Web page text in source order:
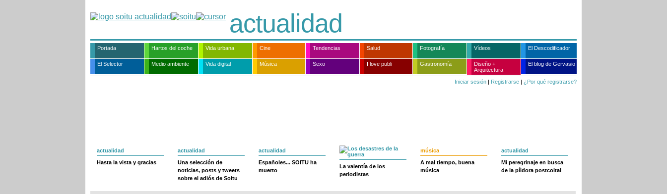
actualidad
Portada Hartos del coche Vida urbana Cine Tendencias Salud Fotografía Vídeos El Descodificador
El Selector Medio ambiente Vida digital Música Sexo I love publi Gastronomía
Diseño +
Arquitectura
El blog de Gervasio
Iniciar sesión | Registrarse | ¿Por qué registrarse?
actualidad
Hasta la vista y gracias
actualidad
Una selección de
noticias, posts y tweets
sobre el adiós de Soitu
actualidad
Españoles... SOITU ha
muerto
La valentía de los
periodistas
música
A mal tiempo, buena
música
actualidad
Mi peregrinaje en busca
de la píldora postcoital